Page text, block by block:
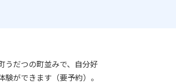
うだつの町並みで、自分好
ができます（要予約）。